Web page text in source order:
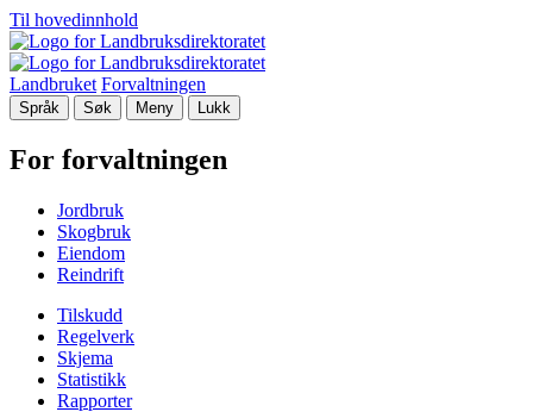
Til hovedinnhold
Landbruket Forvaltningen
Språk Søk Meny Lukk
For forvaltningen
Jordbruk
Skogbruk
Eiendom
Reindrift
Tilskudd
Regelverk
Skjema
Statistikk
Rapporter